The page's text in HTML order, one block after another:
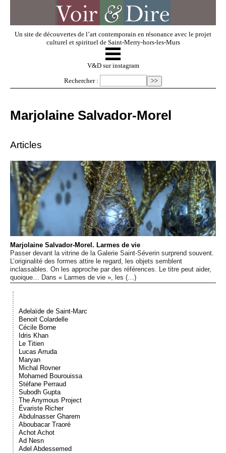
Un site de découvertes de l’art contemporain en résonance avec le projet
culturel et spirituel de Saint-Merry-hors-les-Murs
V & D
Regarder
Dossiers
Événements
Sacré
☰
V&D sur instagram
Rechercher :
Marjolaine Salvador-Morel
Articles
Marjolaine Salvador-Morel. Larmes de vie
Passer devant la vitrine de la Galerie Saint-Séverin surprend souvent.
L’originalité des formes attire le regard, les objets semblent
inclassables. On les approche par des références. Le titre peut aider,
quoique… Dans « Larmes de vie », les (…)
Adelaïde de Saint-Marc
Benoit Colardelle
Cécile Borne
Idris Khan
Le Titien
Lucas Arruda
Maryan
Michal Rovner
Mohamed Bourouissa
Stéfane Perraud
Subodh Gupta
The Anymous Project
Évariste Richer
Abdulnasser Gharem
Aboubacar Traoré
Achot Achot
Ad Nesn
Adel Abdessemed